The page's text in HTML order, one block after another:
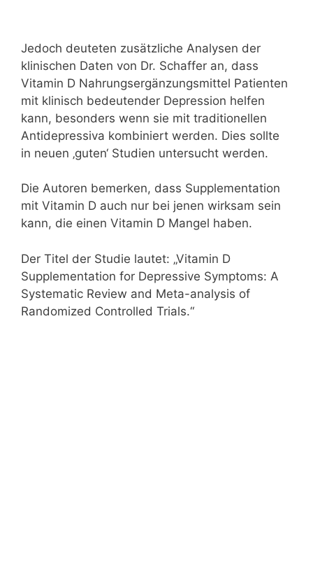
Jedoch deuteten zusätzliche Analysen der
klinischen Daten von Dr. Schaffer an, dass
Vitamin D Nahrungsergänzungsmittel Patienten
mit klinisch bedeutender Depression helfen
kann, besonders wenn sie mit traditionellen
Antidepressiva kombiniert werden. Dies sollte
in neuen ‚guten‘ Studien untersucht werden.
Die Autoren bemerken, dass Supplementation
mit Vitamin D auch nur bei jenen wirksam sein
kann, die einen Vitamin D Mangel haben.
Der Titel der Studie lautet: „Vitamin D
Supplementation for Depressive Symptoms: A
Systematic Review and Meta-analysis of
Randomized Controlled Trials.“